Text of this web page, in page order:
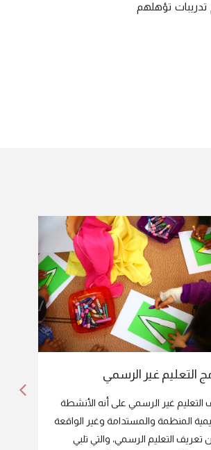
تؤهلهم
التعليم غير الرسمي
التعليم غير الرسمي على أنه الأنشطة
المنظمة والمستدامة وغير الواقعة
التعليم الرسمي، والتي تلبي